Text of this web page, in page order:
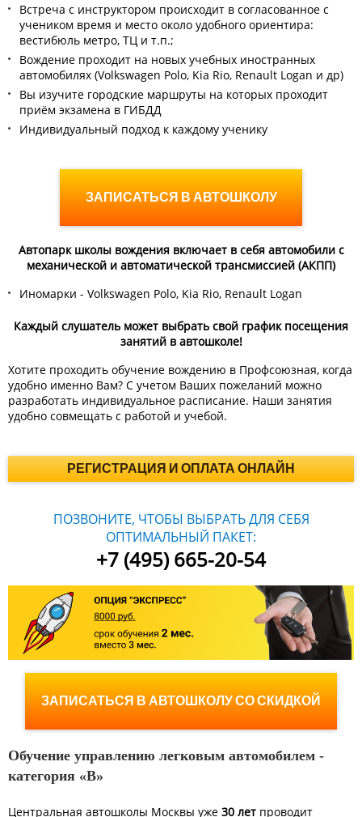
Встреча с инструктором происходит в согласованное с
учеником время и место около удобного ориентира:
вестибюль метро, ТЦ и т.п.;
Вождение проходит на новых учебных иностранных
автомобилях (Volkswagen Polo, Kia Rio, Renault Logan и др)
Вы изучите городские маршруты на которых проходит
приём экзамена в ГИБДД
Индивидуальный подход к каждому ученику
ЗАПИСАТЬСЯ В АВТОШКОЛУ
Автопарк школы вождения включает в себя автомобили с
механической и автоматической трансмиссией (АКПП)
Иномарки - Volkswagen Polo, Kia Rio, Renault Logan
Каждый слушатель может выбрать свой график посещения
занятий в автошколе!
Хотите проходить обучение вождению в Профсоюзная, когда
удобно именно Вам? С учетом Ваших пожеланий можно
разработать индивидуальное расписание. Наши занятия
удобно совмещать с работой и учебой.
РЕГИСТРАЦИЯ И ОПЛАТА ОНЛАЙН
ПОЗВОНИТЕ, ЧТОБЫ ВЫБРАТЬ ДЛЯ СЕБЯ
ОПТИМАЛЬНЫЙ ПАКЕТ:
+7 (495) 665-20-54
ЗАПИСАТЬСЯ В АВТОШКОЛУ СО СКИДКОЙ
Обучение управлению легковым автомобилем -
категория «B»
Центральная автошколы Москвы уже 30 лет проводит